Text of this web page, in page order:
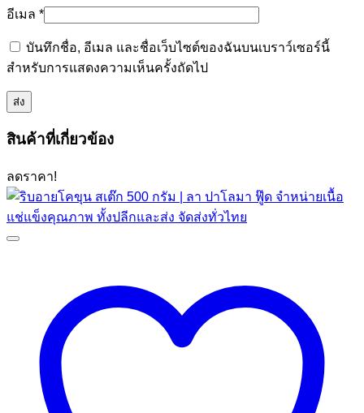
อีเมล *
บันทึกชื่อ, อีเมล และชื่อเว็บไซต์ของฉันบนเบราว์เซอร์นี้
สำหรับการแสดงความเห็นครั้งถัดไป
สินค้าที่เกี่ยวข้อง
ลดราคา!